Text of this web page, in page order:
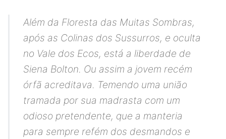
Além da Floresta das Muitas Sombras,
após as Colinas dos Sussurros, e oculta
no Vale dos Ecos, está a liberdade de
Siena Bolton. Ou assim a jovem recém
órfã acreditava. Temendo uma união
tramada por sua madrasta com um
odioso pretendente, que a manteria
para sempre refém dos desmandos e